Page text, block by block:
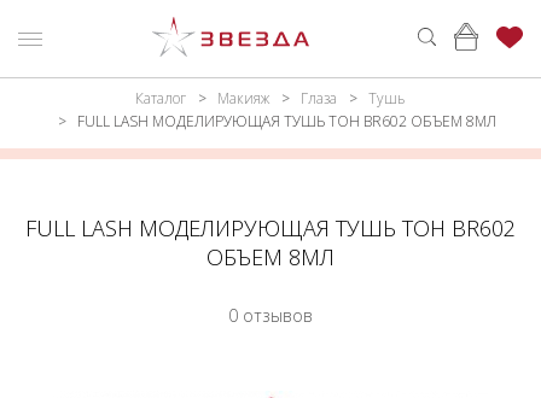
ВОЙТИ
МАКИЯЖ
Каталог Макияж Глаза
Тушь
FULL LASH МОДЕЛИРУЮЩАЯ ТУШЬ ТОН BR602 ОБЪЕМ 8МЛ
FULL LASH МОДЕЛИРУЮЩАЯ ТУШЬ ТОН BR602
ОБЪЕМ 8МЛ
0 отзывов